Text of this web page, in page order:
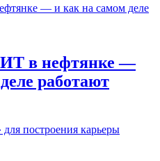
в нефтянке —
работают